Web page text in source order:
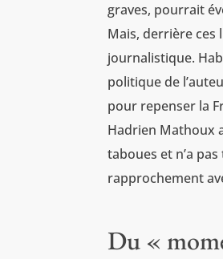
graves, pourrait
Mais, derrière ces
journalistique.
politique de
pour repenser la
Hadrien Mathoux
taboues et n’a
rapprochement
Du «